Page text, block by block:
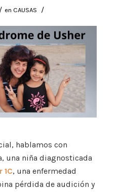
/ en CAUSAS /
hablamos con
una niña diagnosticada
, una enfermedad
pérdida de audición y